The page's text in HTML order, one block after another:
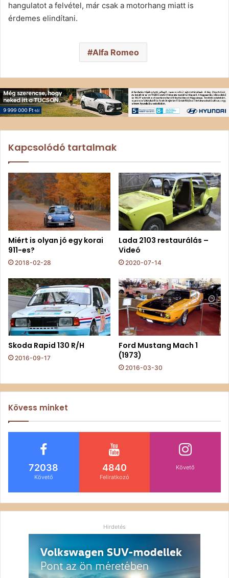
hangulatot a felvétel, már csak a motorhang miatt is
érdemes elindítani.
Alfa Romeo
Kapcsolódó tartalmak
Miért is olyan jó egy korai
911-es?
2018-02-28
Lada 2103 restaurálás –
Videó
2020-07-14
Skoda Rapid 130 R/H
2016-09-17
Ford Mustang Mach 1
(1973)
2016-03-30
Kövess minket
72038
Követő
4840
Feliratkozó
Követő
Hirdetés